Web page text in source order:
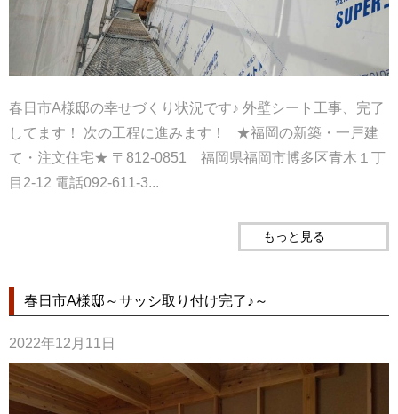
春日市A様邸の幸せづくり状況です♪ 外壁シート工事、完了
してます！ 次の工程に進みます！ ★福岡の新築・一戸建
て・注文住宅★ 〒812-0851 福岡県福岡市博多区青木１丁
目2-12 電話092-611-3...
もっと見る
春日市A様邸～サッシ取り付け完了♪～
2022年12月11日